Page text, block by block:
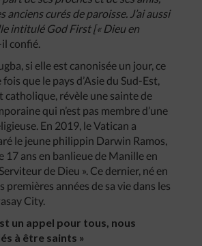
anciens curés de paroisse. J’ai aussi
intitulé God First [« Dieu en
confié.
si elle est canonisée un jour, ce
que le pays d’Asie du Sud-Est,
révèle une sainte de
qui n’est pas membre d’une
En 2019, le Vatican a
le jeune philippin Darwin Ramos,
17 ans en banlieue de Manille en
de Dieu ». Ce dernier, né en
premières années de sa vie dans les
City.
un appel pour tous, nous
à être saints »